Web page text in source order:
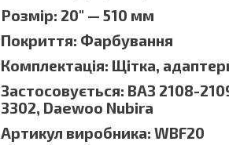
Розмір: 20" — 510 мм
Покриття: Фарбування
Комплектація: Щітка,
Застосовується: ВАЗ 2108-
3302, Daewoo Nubira
Артикул виробника: WBF20